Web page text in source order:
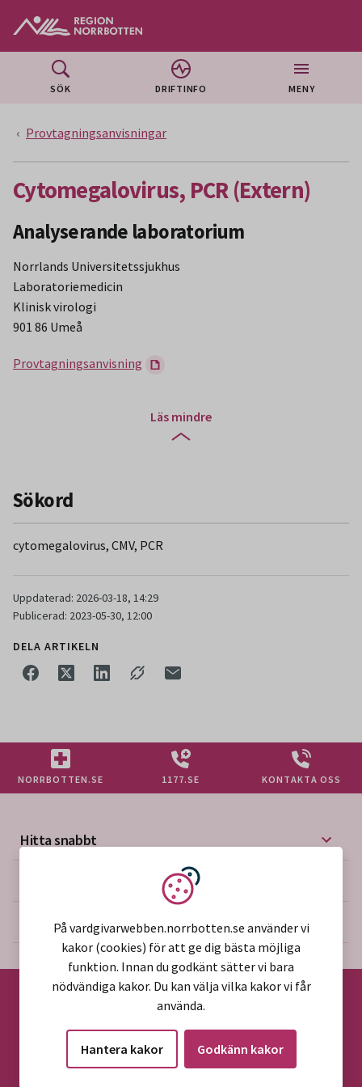
SÖK DRIFTINFO MENY
Provtagningsanvisningar
Cytomegalovirus, PCR (Extern)
Analyserande laboratorium
Norrlands Universitetssjukhus
Laboratoriemedicin
Klinisk virologi
901 86 Umeå
Provtagningsanvisning
Läs mindre
Sökord
cytomegalovirus, CMV, PCR
Uppdaterad: 2026-03-18, 14:29
Publicerad: 2023-05-30, 12:00
DELA ARTIKELN
NORRBOTTEN.SE 1177.SE KONTAKTA OSS
Hitta snabbt
Mer på vårdgivarwebben
Om webbplatsen
©2026 Region Norrbotten
Vi använder kakor
På vardgivarwebben.norrbotten.se använder vi
kakor (cookies) för att ge dig bästa möjliga
funktion. Innan du godkänt sätter vi bara
nödvändiga kakor. Du kan välja vilka kakor vi får
använda.
Hantera kakor Godkänn kakor